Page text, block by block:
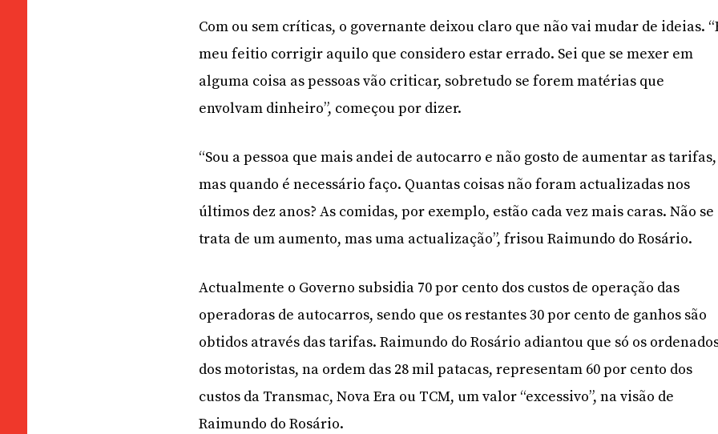
Com ou sem críticas, o governante deixou claro que não vai mudar de ideias.
meu feitio corrigir aquilo que considero estar errado. Sei que se mexer em
alguma coisa as pessoas vão criticar, sobretudo se forem matérias que
envolvam dinheiro”, começou por dizer.
“Sou a pessoa que mais andei de autocarro e não gosto de aumentar as tarifas,
mas quando é necessário faço. Quantas coisas não foram actualizadas nos
últimos dez anos? As comidas, por exemplo, estão cada vez mais caras. Não se
trata de um aumento, mas uma actualização”, frisou Raimundo do Rosário.
Actualmente o Governo subsidia 70 por cento dos custos de operação das
operadoras de autocarros, sendo que os restantes 30 por cento de ganhos são
obtidos através das tarifas. Raimundo do Rosário adiantou que só os
dos motoristas, na ordem das 28 mil patacas, representam 60 por cento dos
custos da Transmac, Nova Era ou TCM, um valor “excessivo”, na visão de
Raimundo do Rosário.